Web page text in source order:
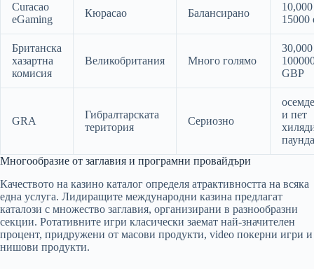
Curacao
eGaming
Кюрасао Балансирано
15000
Британска
хазартна
комисия
Великобритания Много голямо
GBP
GRA
Гибралтарската
територия
Сериозно
и пет
паунда
Многообразие от заглавия и програмни провайдъри
Качеството на казино каталог определя атрактивността на всяка
една услуга. Лидиращите международни казина предлагат
каталози с множество заглавия, организирани в разнообразни
секции. Ротативните игри класически заемат най-значителен
процент, придружени от масови продукти, video покерни игри и
нишови продукти.